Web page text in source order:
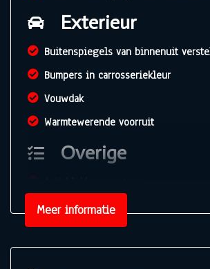
Exterieur
Buitenspiegels van binnenuit
Bumpers in carrosseriekleur
Vouwdak
Warmtewerende voorruit
Overige
Bestuurdersairbag
Passagiersairbag
Meer informatie